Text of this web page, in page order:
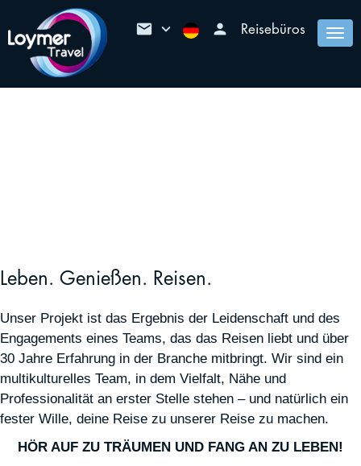
mail keyboard_arrow_down person Reisebüros
Leben. Genießen. Reisen.
Unser Projekt ist das Ergebnis der Leidenschaft und des
Engagements eines Teams, das das Reisen liebt und über
30 Jahre Erfahrung in der Branche mitbringt. Wir sind ein
multikulturelles Team, in dem Vielfalt, Nähe und
Professionalität an erster Stelle stehen – und natürlich ein
fester Wille, deine Reise zu unserer Reise zu machen.
HÖR AUF ZU TRÄUMEN UND FANG AN ZU LEBEN!